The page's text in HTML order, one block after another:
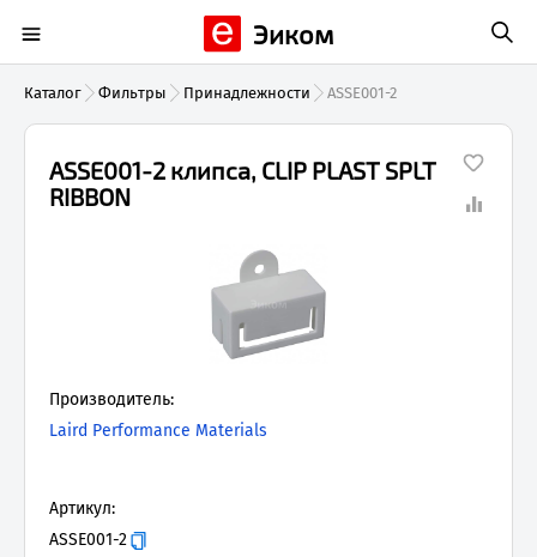
Эиком
Каталог Фильтры Принадлежности ASSE001-2
ASSE001-2 клипса, CLIP PLAST SPLT
RIBBON
Производитель:
Laird Performance Materials
Артикул:
ASSE001-2